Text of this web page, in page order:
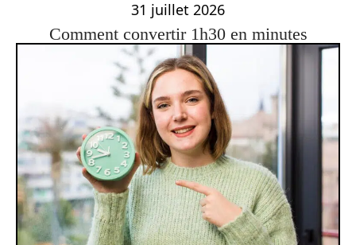
31 juillet 2026
Comment convertir 1h30 en minutes